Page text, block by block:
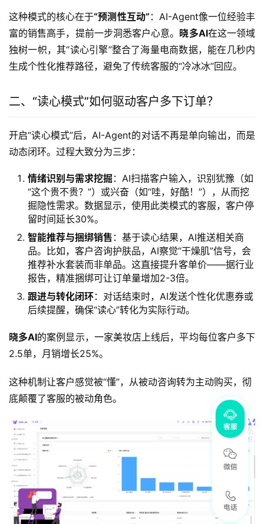
这种模式的核心在于“预测性互动” ：AI-Agent像一位经验丰
富的销售高手，提前一步洞悉客户心意。 晓多AI在这一领域
独树一帜，其“读心引擎”整合了海量电商数据，能在几秒内
生成个性化推荐路径，避免了传统客服的“冷冰冰”回应。
二、“读心模式”如何驱动客户多下订单？
开启“读心模式”后，AI-Agent的对话不再是单向输出，而是
动态闭环。过程大致分为三步：
情绪识别与需求挖掘 ：AI扫描客户输入，识别犹豫（如
“这个贵不贵？”）或兴奋（如“哇，好酷！”），从而挖
掘隐性需求。数据显示，使用此类模式的客服，客户停
留时间延长30%。
智能推荐与捆绑销售 ：基于读心结果，AI推送相关商
品。比如，客户咨询护肤品，AI察觉“干燥肌”信号，会
推荐补水套装而非单品。这直接提升客单价——据行业
报告，精准捆绑可让订单量增加2-3倍。
跟进与转化闭环：对话结束时，AI发送个性化优惠券或
后续提醒，确保“读心”转化为实际行动。
晓多AI的案例显示，一家美妆店上线后，平均每位客户多下
2.5单，月销增长25%。
这种机制让客户感觉被“懂”，从被动咨询转为主动购买，彻
底颠覆了客服的被动角色。